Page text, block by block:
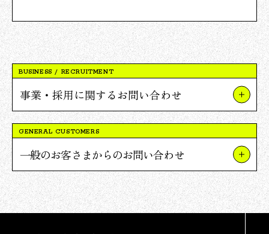
BUSINESS / RECRUITMENT
事業・採用に関するお問い合わせ
事業やプロジェクトについて
報道関連・ご取材等について
その他のお問い合わせ
GENERAL CUSTOMERS
一般のお客さまからのお問い合わせ
TSUTAYAについて
蔦屋書店について